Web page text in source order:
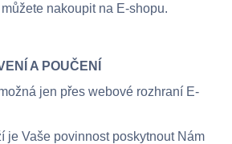
nakoupit na E-shopu.
A POUČENÍ
jen přes webové rozhraní E-
je Vaše povinnost poskytnout Nám